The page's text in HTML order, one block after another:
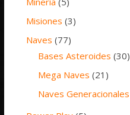
Misiones (3)
Naves (77)
Bases Asteroides (30)
Mega Naves (21)
Naves Generacionales